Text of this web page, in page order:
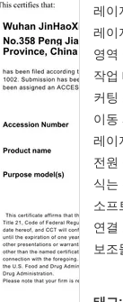
레이
레이
영역
작업
커팅
이동
레이
전원
식는
소프
연결
보조